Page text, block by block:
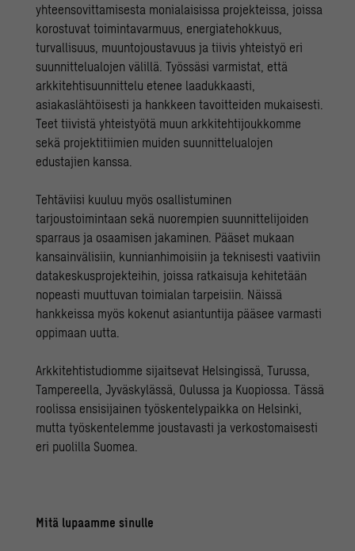
yhteensovittamisesta monialaisissa projekteissa, joissa
korostuvat toimintavarmuus, energiatehokkuus,
turvallisuus, muuntojoustavuus ja tiivis yhteistyö eri
suunnittelualojen välillä. Työssäsi varmistat, että
arkkitehtisuunnittelu etenee laadukkaasti,
asiakaslähtöisesti ja hankkeen tavoitteiden mukaisesti.
Teet tiivistä yhteistyötä muun arkkitehtijoukkomme
sekä projektitiimien muiden suunnittelualojen
edustajien kanssa.
Tehtäviisi kuuluu myös osallistuminen
tarjoustoimintaan sekä nuorempien suunnittelijoiden
sparraus ja osaamisen jakaminen. Pääset mukaan
kansainvälisiin, kunnianhimoisiin ja teknisesti vaativiin
datakeskusprojekteihin, joissa ratkaisuja kehitetään
nopeasti muuttuvan toimialan tarpeisiin. Näissä
hankkeissa myös kokenut asiantuntija pääsee varmasti
oppimaan uutta.
Arkkitehtistudiomme sijaitsevat Helsingissä, Turussa,
Tampereella, Jyväskylässä, Oulussa ja Kuopiossa. Tässä
roolissa ensisijainen työskentelypaikka on Helsinki,
mutta työskentelemme joustavasti ja verkostomaisesti
eri puolilla Suomea.
Mitä lupaamme sinulle